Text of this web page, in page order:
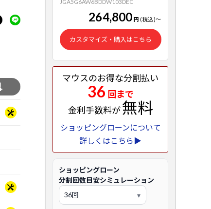
JGA5G6AW6BDDW103DEC
264,800 円 (税込)～
カスタマイズ・購入はこちら
マウスのお得な分割払い
36 回まで
金利手数料が無料
ショッピングローンについて
詳しくはこちら▶
ショッピングローン
分割回数目安シミュレーション